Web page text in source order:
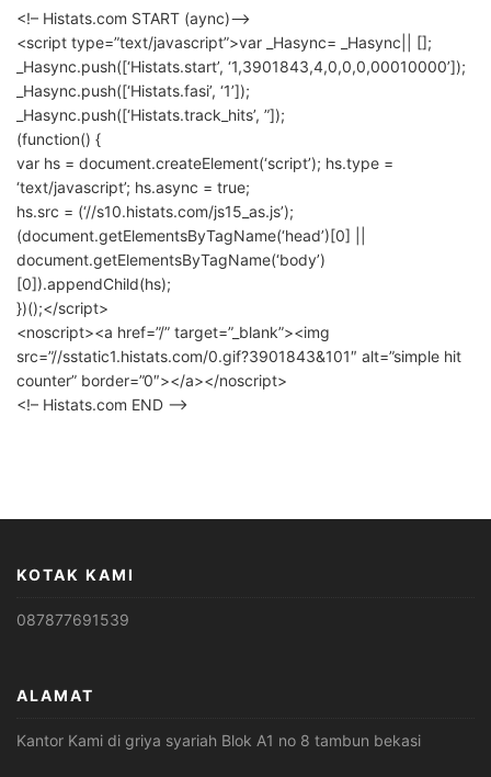
<!– Histats.com START (aync)–>
<script type=”text/javascript”>var _Hasync= _Hasync|| [];
_Hasync.push([‘Histats.start’, ‘1,3901843,4,0,0,0,00010000’]);
_Hasync.push([‘Histats.fasi’, ‘1’]);
_Hasync.push([‘Histats.track_hits’, ”]);
(function() {
var hs = document.createElement(‘script’); hs.type =
‘text/javascript’; hs.async = true;
hs.src = (‘//s10.histats.com/js15_as.js’);
(document.getElementsByTagName(‘head’)[0] ||
document.getElementsByTagName(‘body’)
[0]).appendChild(hs);
})();</script>
<noscript><a href=”/” target=”_blank”><img
src=”//sstatic1.histats.com/0.gif?3901843&101″ alt=”simple hit
counter” border=”0″></a></noscript>
<!– Histats.com END –>
KOTAK KAMI
087877691539
ALAMAT
Kantor Kami di griya syariah Blok A1 no 8 tambun bekasi